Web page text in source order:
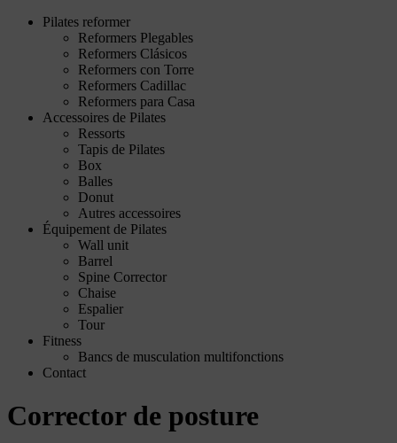
Pilates reformer
Reformers Plegables
Reformers Clásicos
Reformers con Torre
Reformers Cadillac
Reformers para Casa
Accessoires de Pilates
Ressorts
Tapis de Pilates
Box
Balles
Donut
Autres accessoires
Équipement de Pilates
Wall unit
Barrel
Spine Corrector
Chaise
Espalier
Tour
Fitness
Bancs de musculation multifonctions
Contact
Corrector de posture